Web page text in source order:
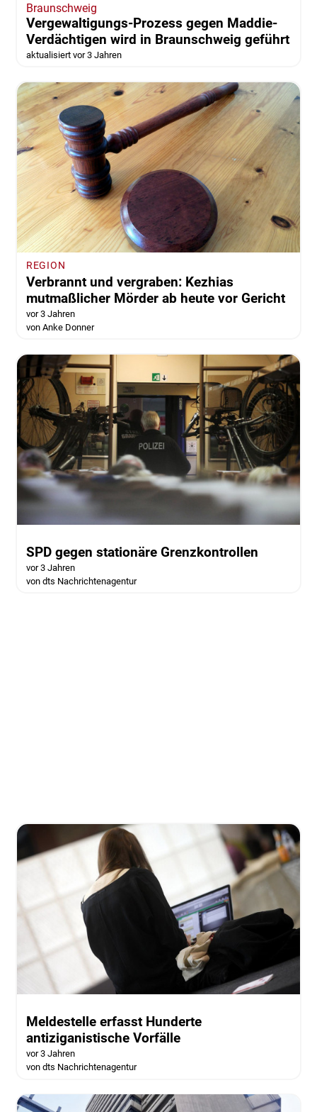
Braunschweig
Vergewaltigungs-Prozess gegen Maddie-
Verdächtigen wird in Braunschweig geführt
aktualisiert vor 3 Jahren
REGION
Verbrannt und vergraben: Kezhias
mutmaßlicher Mörder ab heute vor Gericht
vor 3 Jahren
von Anke Donner
SPD gegen stationäre Grenzkontrollen
vor 3 Jahren
von dts Nachrichtenagentur
Meldestelle erfasst Hunderte
antiziganistische Vorfälle
vor 3 Jahren
von dts Nachrichtenagentur